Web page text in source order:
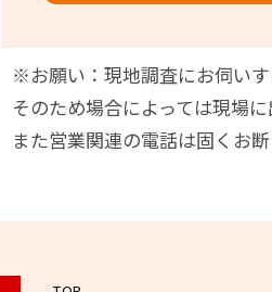
※お願い：現地調査にお伺いす
そのため場合によっては現場
また営業関連の電話は固くお